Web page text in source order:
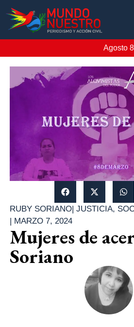
Agosto
RUBY SORIANO| JUSTICIA,
| MARZO 7, 2024
Mujeres de
Soriano